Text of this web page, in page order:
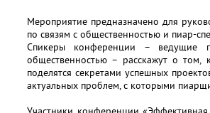
Мероприятие предназначено для
по связям с общественностью и пиар-
Спикеры конференции – ведущие
общественностью – расскажут о том,
поделятся секретами успешных
актуальных проблем, с которыми